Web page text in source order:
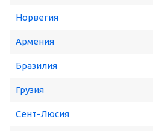
Норвегия
Армения
Бразилия
Грузия
Сент-Люсия